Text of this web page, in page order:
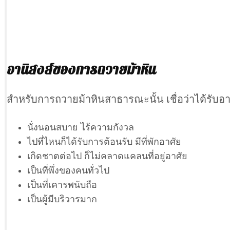
อานิสงส์ของการถวายม้าหิน
สำหรับการถวายม้าหินสาธารณะนั้น เชื่อว่าได้รับอ
นั่งนอนสบาย ไร้ความกังวล
ไปที่ไหนก็ได้รับการต้อนรับ มีที่พักอาศัย
เกิดชาตต่อไป ก็ไม่คลาดแคลนที่อยู่อาศัย
เป็นที่พึ่งของคนทั่วไป
เป็นที่เคารพนับถือ
เป็นผู้มีบริวารมาก